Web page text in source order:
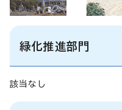
緑化推進部門
該当なし